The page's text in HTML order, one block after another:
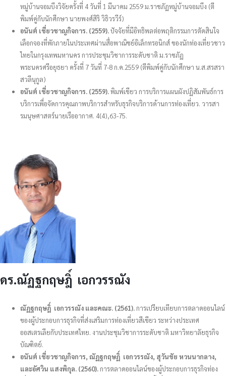
หมู่บ้านจอมบึงวิจัยครั้งที่ 4 วันที่ 1 มีนาคม 2559 ม.ราชภัฏหมู่บ้านจอมบึง (ตี
พิมพ์คู่กับนักศึกษา นายพงศ์สิริ วิธิวรวีร์)
อนันต์ เชี่ยวชาญกิจการ. (2559).ปัจจัยที่มีอิทธิพลต่อพฤติกรรมการตัดสินใจ
เลือกจองที่พักภายในประเทศผ่านสื่อพาณิชย์อิเล็กทรอนิกส์ ของนักท่องเที่ยวชาว
ไทยในกรุงเทพมหานคร การประชุมวิชาการระดับชาติ ม.ราชภัฏ
พระนครศรีอยุธยา ครั้งที่ 7 วันที่ 7-8 ก.ค.2559 (ตีพิมพ์คู่กับนักศึกษา น.ส.สรสรา
สวลีนุกูล)
อนันต์ เชี่ยวชาญกิจการ. (2559).พิมพ์เขียว การบริการแผนผังปฏิสัมพันธ์การ
บริการเพื่อจัดการคุณภาพบริการสำหรับธุรกิจบริการด้านการท่องเที่ยว. วารสา
รมนุษศาสตร์นายเรืออากาศ. 4(4),63-75.
ดร.ณัฏฐกฤษฎิ์ เอกวรรณัง
ณัฏฐกฤษฎิ์ เอกวรรณัง และคณะ. (2561).การเปรียบเทียบการตลาดออนไลน์
ของผู้ประกอบการธุรกิจที่ส่งเสริมการท่องเที่ยวสีเขียว ระหว่างประเทศ
ออสเตรเลียกับประเทศไทย. งานประชุมวิชาการระดับชาติ มหาวิทยาลัยธุรกิจ
บัณฑิตย์.
อนันต์ เชี่ยวชาญกิจการ, ณัฏฐกฤษฏิ์ เอกวรรณัง, สุวันชัย หวนนากลาง,
และอัศวิน แสงพิกุล. (2560).การตลาดออนไลน์ของผู้ประกอบการธุรกิจท่อง